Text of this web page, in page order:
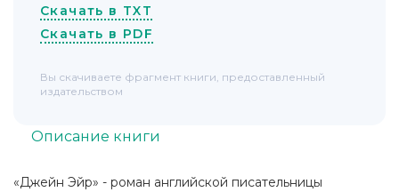
«Джейн Эйр» - роман английской писательницы
Описание книги
Скачать в TXT
Скачать в PDF
Вы скачиваете фрагмент книги, предоставленный
издательством